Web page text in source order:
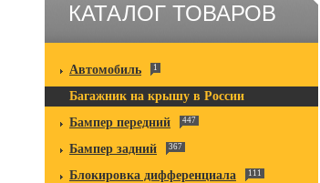
КАТАЛОГ ТОВАРОВ
Автомобиль 1
Багажник на крышу в России
Бампер передний
447
Бампер задний 367
Блокировка дифференциала 111